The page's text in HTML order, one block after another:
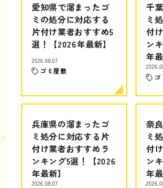
愛知県で溜まったゴ
ミの処分に対応する
片付け業者おすすめ5
選！【2026年最新】
2026.08.07
ゴミ屋敷
千
ミ
付
ン
年最
ゴ
兵庫県の溜まったゴ
ミ処分に対応する片
付け業者おすすめラ
ンキング5選！【2026
年最新】
2026.08.07
奈
ミ
付
ン
年最